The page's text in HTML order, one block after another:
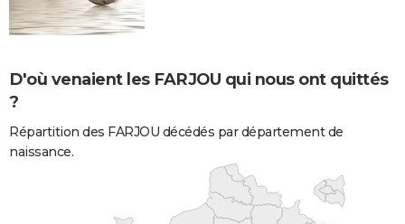
D'où venaient les FARJOU qui nous ont quittés
?
Répartition des FARJOU décédés par département de
naissance.